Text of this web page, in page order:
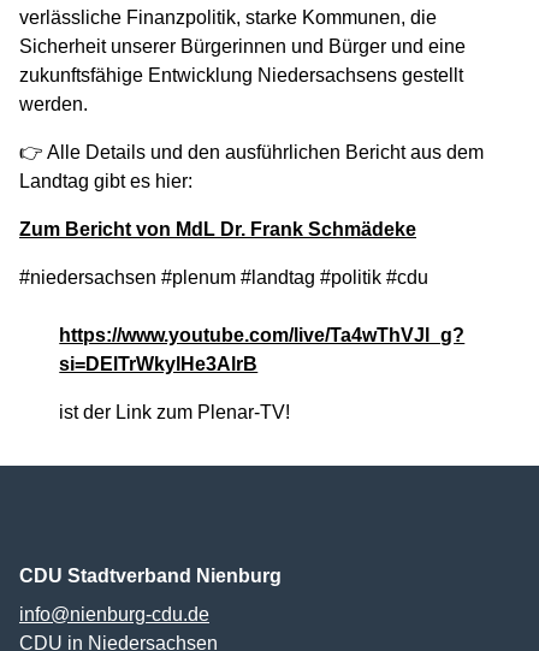
verlässliche Finanzpolitik, starke Kommunen, die
Sicherheit unserer Bürgerinnen und Bürger und eine
zukunftsfähige Entwicklung Niedersachsens gestellt
werden.
👉 Alle Details und den ausführlichen Bericht aus dem
Landtag gibt es hier:
Zum Bericht von MdL Dr. Frank Schmädeke
#niedersachsen #plenum #landtag #politik #cdu
https://www.youtube.com/live/Ta4wThVJl_g?
si=DElTrWkylHe3AlrB
ist der Link zum Plenar-TV!
CDU Stadtverband Nienburg
info@nienburg-cdu.de
CDU in Niedersachsen